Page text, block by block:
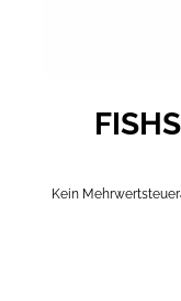
Kein